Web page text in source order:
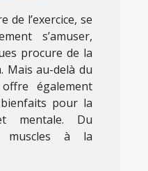
de l’exercice, se
s’amuser,
procure de la
Mais au-delà du
également
pour la
mentale. Du
muscles à la